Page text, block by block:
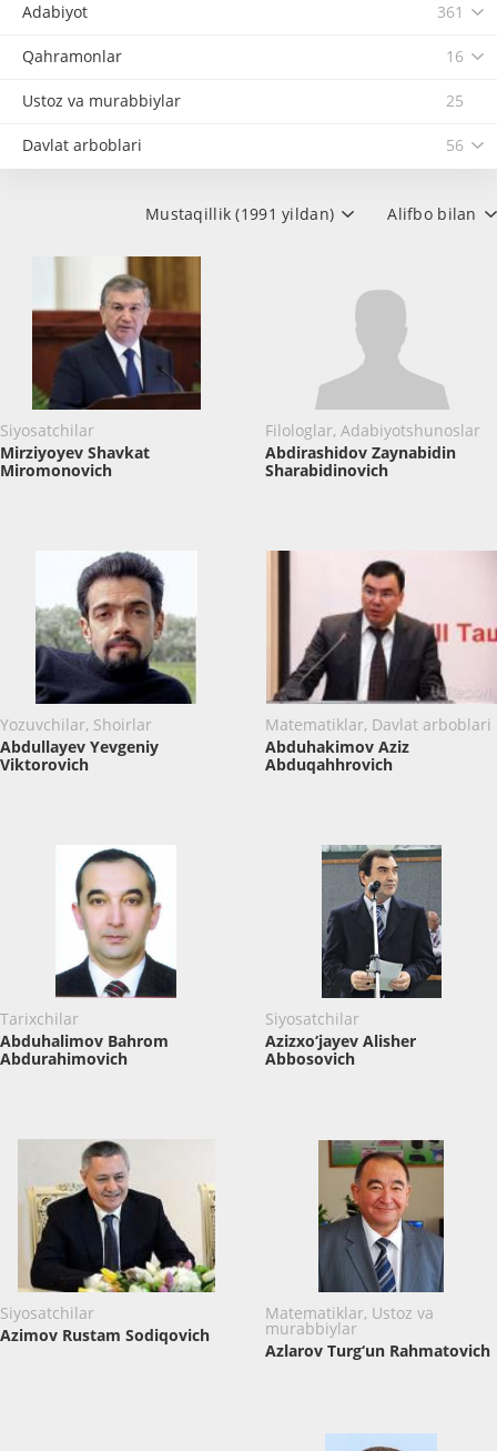
Adabiyot 361
Qahramonlar 16
Ustoz va murabbiylar 25
Davlat arboblari 56
Alifbo bilan
Mustaqillik (1991 yildan)
Siyosatchilar
Mirziyoyev Shavkat
Miromonovich
Filologlar, Adabiyotshunoslar
Abdirashidov Zaynabidin
Sharabidinovich
Yozuvchilar, Shoirlar
Abdullayev Yevgeniy
Viktorovich
Matematiklar, Davlat arboblari
Abduhakimov Aziz
Abduqahhrovich
Tarixchilar
Abduhalimov Bahrom
Abdurahimovich
Siyosatchilar
Azizxo‘jayev Alisher
Abbosovich
Siyosatchilar
Azimov Rustam Sodiqovich
Matematiklar, Ustoz va
murabbiylar
Azlarov Turg‘un Rahmatovich